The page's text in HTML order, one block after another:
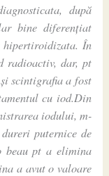
după
bine diferențiat
hipertiroidizata. În
radioactiv, dar, pt
scintigrafia a fost
cu iod.Din
iodului, m-
puternice de
beau pt a elimina
a avut o valoare